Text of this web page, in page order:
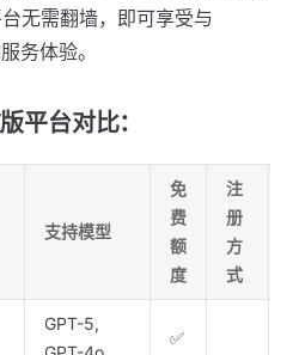
无需翻墙，即可享受与
务体验。
平台对比：
支持模型
免
费
额
度
注
册
方
式
GPT-5,
✅